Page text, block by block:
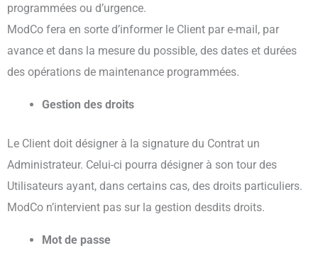
programmées ou d’urgence.
ModCo fera en sorte d’informer le Client par e-mail, par
avance et dans la mesure du possible, des dates et durées
des opérations de maintenance programmées.
Gestion des droits
Le Client doit désigner à la signature du Contrat un
Administrateur. Celui-ci pourra désigner à son tour des
Utilisateurs ayant, dans certains cas, des droits particuliers.
ModCo n’intervient pas sur la gestion desdits droits.
Mot de passe